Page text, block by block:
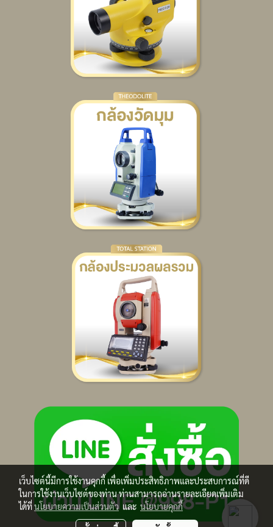
เว็บไซต์นี้มีการใช้งานคุกกี้ เพื่อเพิ่มประสิทธิภาพและประสบการณ์ที่ดี
ในการใช้งานเว็บไซต์ของท่าน ท่านสามารถอ่านรายละเอียดเพิ่มเติม
ได้ที่นโยบายความเป็นส่วนตัว และ นโยบายคุกกี้